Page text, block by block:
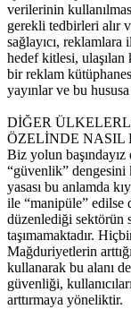
verilerinin
gerekli tedbirleri alır
sağlayıcı,
hedef kitlesi, ulaşılan
bir reklam
yayınlar ve bu
DİĞER
ÖZELİNDE NASIL
Biz yolun
“güvenlik” dengesini
yasası bu anlamda
ile “manipüle” edilse
düzenlediği sektörün
taşımamaktadır.
Mağduriyetlerin
kullanarak bu alanı
güvenliği,
arttırmaya yöneliktir.